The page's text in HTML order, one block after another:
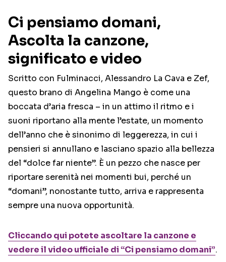
Ci pensiamo domani,
Ascolta la canzone,
significato e video
Scritto con Fulminacci, Alessandro La Cava e Zef,
questo brano di Angelina Mango è come una
boccata d’aria fresca – in un attimo il ritmo e i
suoni riportano alla mente l’estate, un momento
dell’anno che è sinonimo di leggerezza, in cui i
pensieri si annullano e lasciano spazio alla bellezza
del “dolce far niente”. È un pezzo che nasce per
riportare serenità nei momenti bui, perché un
“domani”, nonostante tutto, arriva e rappresenta
sempre una nuova opportunità.
Cliccando qui potete ascoltare la canzone e
vedere il video ufficiale di “Ci pensiamo domani”.